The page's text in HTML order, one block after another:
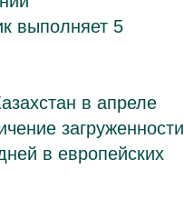
выполняет 5
в апреле
загруженности
в европейских